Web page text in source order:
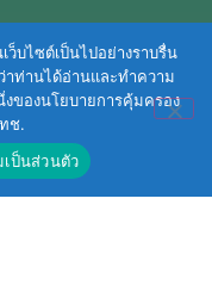
ว็บไซต์เป็นไปอย่างราบรื่น
าท่านได้อ่านและทำความ
งของนโยบายการคุ้มครอง
ช.
ป็นส่วนตัว